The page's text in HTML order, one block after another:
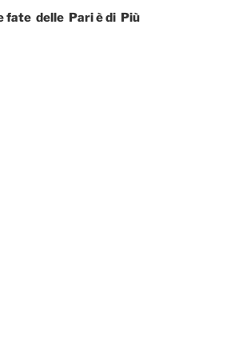
fate delle Pari è di Più